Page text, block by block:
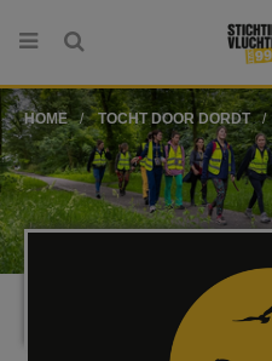
HOME TOCHT DOOR DORDT